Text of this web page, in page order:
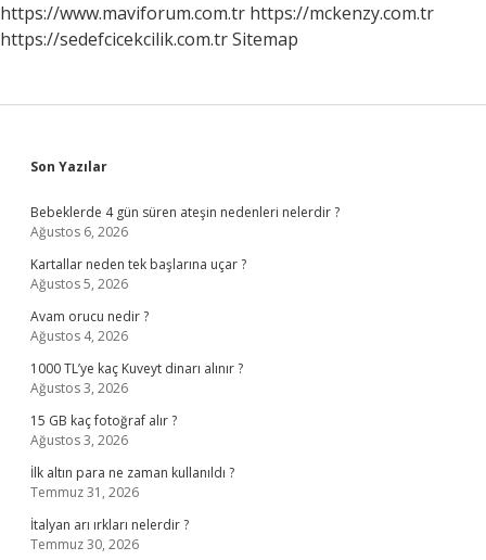
Askeri
Işbirliği
https://www.maviforum.com.tr https://mckenzy.com.tr
https://sedefcicekcilik.com.trSitemap
Sidebar
Son Yazılar
Bebeklerde 4 gün süren ateşin nedenleri nelerdir ?
Ağustos 6, 2026
Kartallar neden tek başlarına uçar ?
Ağustos 5, 2026
Avam orucu nedir ?
Ağustos 4, 2026
1000 TL’ye kaç Kuveyt dinarı alınır ?
Ağustos 3, 2026
15 GB kaç fotoğraf alır ?
Ağustos 3, 2026
İlk altın para ne zaman kullanıldı ?
Temmuz 31, 2026
İtalyan arı ırkları nelerdir ?
Temmuz 30, 2026